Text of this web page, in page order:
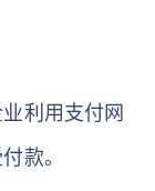
利用支付网
款。